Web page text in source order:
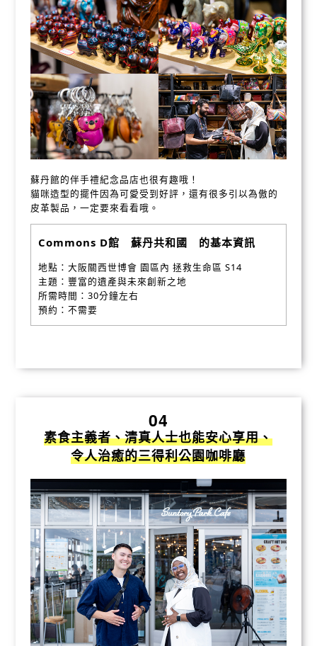
蘇丹館的伴手禮紀念品店也很有趣哦！
貓咪造型的擺件因為可愛受到好評，還有很多引以為傲的
皮革製品，一定要來看看哦。
Commons D館 蘇丹共和國 的基本資訊
地點：大阪關西世博會 園區內 拯救生命區 S14
主題：豐富的遺產與未來創新之地
所需時間：30分鐘左右
預約：不需要
04
素食主義者、清真人士也能安心享用、
令人治癒的三得利公園咖啡廳